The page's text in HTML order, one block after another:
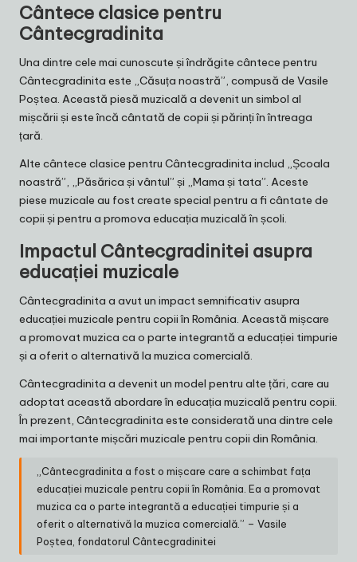
Cântece clasice pentru
Cântecgradinita
Una dintre cele mai cunoscute și îndrăgite cântece pentru
Cântecgradinita este „Căsuța noastră”, compusă de Vasile
Poștea. Această piesă muzicală a devenit un simbol al
mișcării și este încă cântată de copii și părinți în întreaga
țară.
Alte cântece clasice pentru Cântecgradinita includ „Școala
noastră”, „Păsărica și vântul” și „Mama și tata”. Aceste
piese muzicale au fost create special pentru a fi cântate de
copii și pentru a promova educația muzicală în școli.
Impactul Cântecgradinitei asupra
educației muzicale
Cântecgradinita a avut un impact semnificativ asupra
educației muzicale pentru copii în România. Această mișcare
a promovat muzica ca o parte integrantă a educației timpurie
și a oferit o alternativă la muzica comercială.
Cântecgradinita a devenit un model pentru alte țări, care au
adoptat această abordare în educația muzicală pentru copii.
În prezent, Cântecgradinita este considerată una dintre cele
mai importante mișcări muzicale pentru copii din România.
„Cântecgradinita a fost o mișcare care a schimbat fața
educației muzicale pentru copii în România. Ea a promovat
muzica ca o parte integrantă a educației timpurie și a
oferit o alternativă la muzica comercială.” – Vasile
Poștea, fondatorul Cântecgradinitei